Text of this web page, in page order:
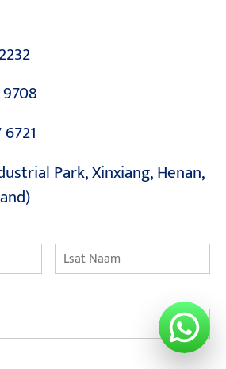
Park, Xinxiang, Henan,